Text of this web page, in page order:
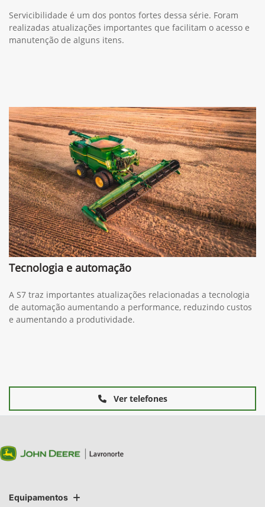
Servicibilidade é um dos pontos fortes dessa série. Foram
realizadas atualizações importantes que facilitam o acesso e
manutenção de alguns itens.
Tecnologia e automação
A S7 traz importantes atualizações relacionadas a tecnologia
de automação aumentando a performance, reduzindo custos
e aumentando a produtividade.
Ver telefones
Equipamentos